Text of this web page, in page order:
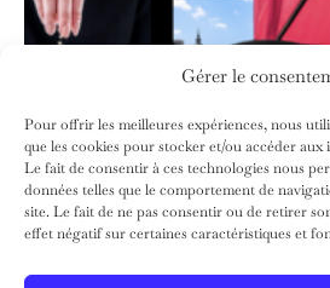
Gérer le
Pour offrir les meilleures expériences, nous
que les cookies pour stocker et/ou accéder
Le fait de consentir à ces technologies nous
données telles que le comportement de
site. Le fait de ne pas consentir ou de retirer
effet négatif sur certaines caractéristiques et